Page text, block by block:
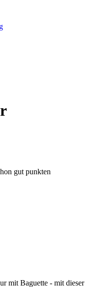
gut punkten
mit Baguette - mit dieser